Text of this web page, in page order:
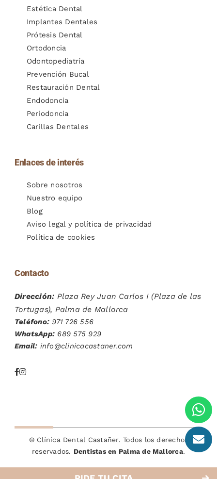
Estética Dental
Implantes Dentales
Prótesis Dental
Ortodoncia
Odontopediatría
Prevención Bucal
Restauración Dental
Endodoncia
Periodoncia
Carillas Dentales
Enlaces de interés
Sobre nosotros
Nuestro equipo
Blog
Aviso legal y política de privacidad
Política de cookies
Contacto
Dirección: Plaza Rey Juan Carlos I (Plaza de las
Tortugas), Palma de Mallorca
Teléfono: 971 726 556
WhatsApp: 689 575 929
Email: info@clinicacastaner.com
© Clínica Dental Castañer. Todos los derechos
reservados. Dentistas en Palma de Mallorca.